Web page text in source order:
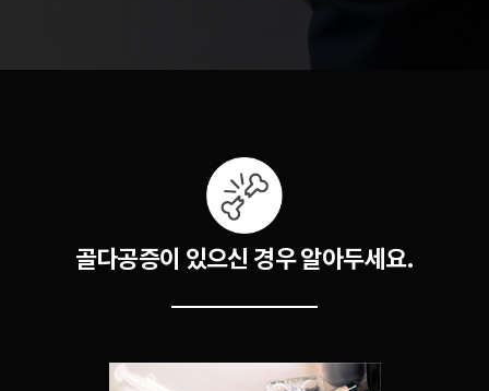
골다공증이 있으신 경우 알아두세요.